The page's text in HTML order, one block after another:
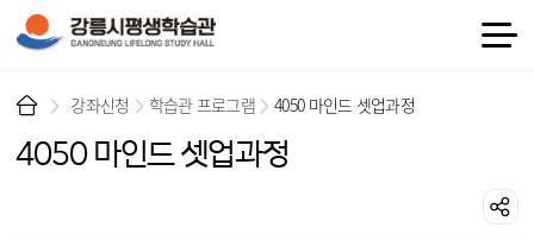
강좌신청 학습관 프로그램 4050 마인드 셋업과정
4050 마인드 셋업과정